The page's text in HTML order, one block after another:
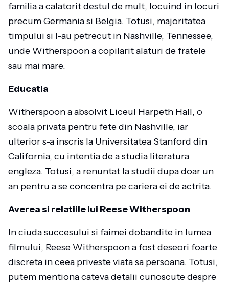
familia a calatorit destul de mult, locuind in locuri
precum Germania si Belgia. Totusi, majoritatea
timpului si l-au petrecut in Nashville, Tennessee,
unde Witherspoon a copilarit alaturi de fratele
sau mai mare.
Educatia
Witherspoon a absolvit Liceul Harpeth Hall, o
scoala privata pentru fete din Nashville, iar
ulterior s-a inscris la Universitatea Stanford din
California, cu intentia de a studia literatura
engleza. Totusi, a renuntat la studii dupa doar un
an pentru a se concentra pe cariera ei de actrita.
Averea si relatiile lui Reese Witherspoon
In ciuda succesului si faimei dobandite in lumea
filmului, Reese Witherspoon a fost deseori foarte
discreta in ceea priveste viata sa persoana. Totusi,
putem mentiona cateva detalii cunoscute despre